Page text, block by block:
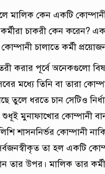
মালিক কেন একটি
চাকরী কেন করেন?
চালাতে কর্মী
করার পূর্বে অনেকগুলো
মধ্যে তিনি বা তারা
তুলে ধরতে চান সেটিও
শুধূই মুনাফাখোর কোম্পানী
শাসননির্ভর কোম্পানী
তা হল একটি
তার উপর। মালিক তার